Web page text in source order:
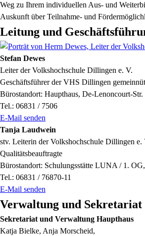
Weg zu Ihrem individuellen Aus- und
Auskunft über Teilnahme- und
Leitung und
Stefan Dewes
Leiter der Volkshochschule Dillingen e. V.
Geschäftsführer der VHS Dillingen
Bürostandort: Haupthaus, De-Lenoncourt-Str.
Tel.: 06831 / 7506
E-Mail senden
Tanja Laudwein
stv. Leiterin der Volkshochschule Dillingen e.
Qualitätsbeauftragte
Bürostandort: Schulungsstätte LUNA / 1.
Tel.: 06831 / 76870-11
E-Mail senden
Verwaltung und Sekretariat
Sekretariat und Verwaltung Haupthaus
Katja Bielke, Anja Morscheid,